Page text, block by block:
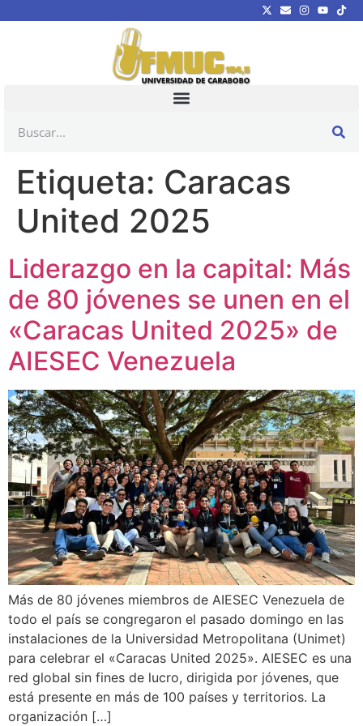
Etiqueta: Caracas
United 2025
Liderazgo en la capital: Más
de 80 jóvenes se unen en el
«Caracas United 2025» de
AIESEC Venezuela
Más de 80 jóvenes miembros de AIESEC Venezuela de
todo el país se congregaron el pasado domingo en las
instalaciones de la Universidad Metropolitana (Unimet)
para celebrar el «Caracas United 2025». AIESEC es una
red global sin fines de lucro, dirigida por jóvenes, que
está presente en más de 100 países y territorios. La
organización […]